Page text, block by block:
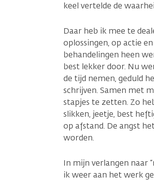
keel vertelde de
Daar heb ik mee te
oplossingen, op actie
behandelingen heen
best lekker door. Nu
de tijd nemen, geduld
schrijven. Samen met
stapjes te zetten. Zo
slikken, jeetje, best
op afstand. De angst
worden.
In mijn verlangen naar
ik weer aan het werk